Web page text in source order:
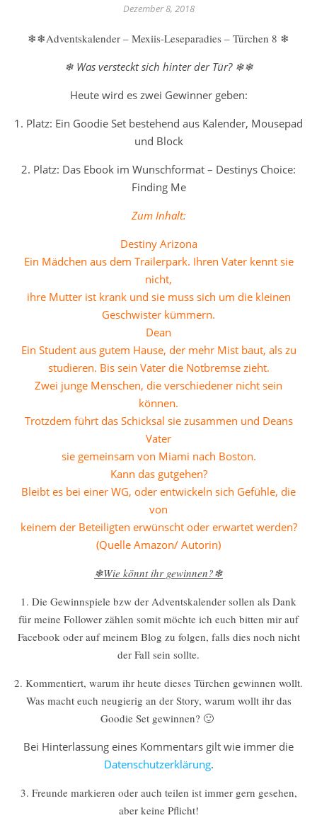
Dezember 8, 2018
❄❄Adventskalender – Mexiis-Leseparadies – Türchen 8 ❄
❄ Was versteckt sich hinter der Tür? ❄❄
Heute wird es zwei Gewinner geben:
1. Platz: Ein Goodie Set bestehend aus Kalender, Mousepad
und Block
2. Platz: Das Ebook im Wunschformat – Destinys Choice:
Finding Me
Zum Inhalt:
Destiny Arizona
Ein Mädchen aus dem Trailerpark. Ihren Vater kennt sie
nicht,
ihre Mutter ist krank und sie muss sich um die kleinen
Geschwister kümmern.
Dean
Ein Student aus gutem Hause, der mehr Mist baut, als zu
studieren. Bis sein Vater die Notbremse zieht.
Zwei junge Menschen, die verschiedener nicht sein
können.
Trotzdem führt das Schicksal sie zusammen und Deans
Vater
sie gemeinsam von Miami nach Boston.
Kann das gutgehen?
Bleibt es bei einer WG, oder entwickeln sich Gefühle, die
von
keinem der Beteiligten erwünscht oder erwartet werden?
(Quelle Amazon/ Autorin)
❄Wie könnt ihr gewinnen?❄
1. Die Gewinnspiele bzw der Adventskalender sollen als Dank
für meine Follower zählen somit möchte ich euch bitten mir auf
Facebook oder auf meinem Blog zu folgen, falls dies noch nicht
der Fall sein sollte.
2. Kommentiert, warum ihr heute dieses Türchen gewinnen wollt.
Was macht euch neugierig an der Story, warum wollt ihr das
Goodie Set gewinnen? 🙂
Bei Hinterlassung eines Kommentars gilt wie immer die
Datenschutzerklärung.
3. Freunde markieren oder auch teilen ist immer gern gesehen,
aber keine Pflicht!